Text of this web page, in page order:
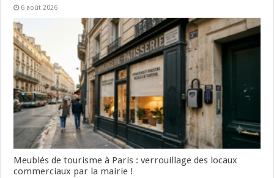
6 août 2026
Meublés de tourisme à Paris : verrouillage des locaux
commerciaux par la mairie !